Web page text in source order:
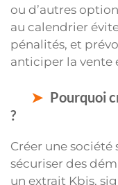
ou d’autres
au calendrier
pénalités, et
anticiper la vente
Pourquoi
?
Créer une société
sécuriser des
un extrait Kbis,